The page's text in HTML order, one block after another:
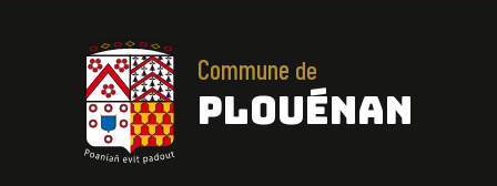
Commune de
PLOUÉNAN